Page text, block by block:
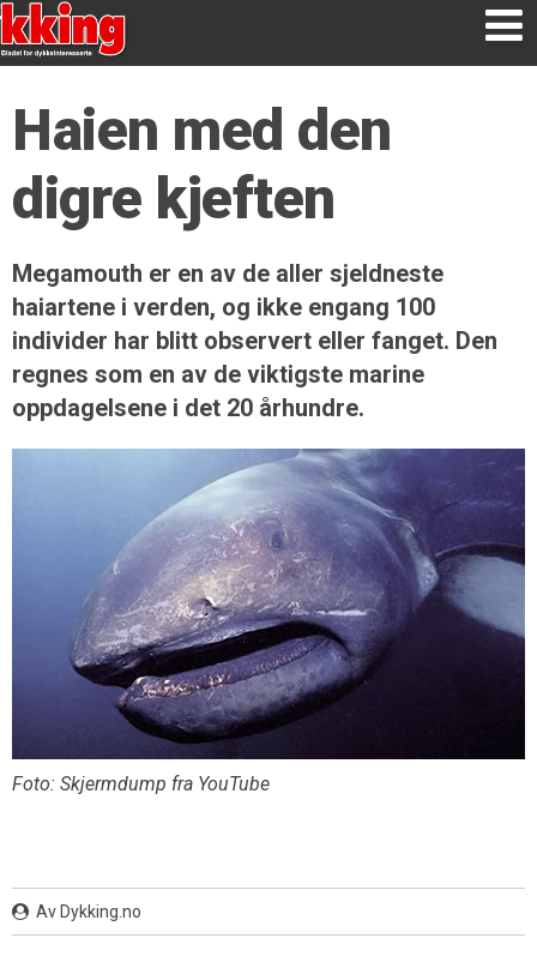
Haien med den
digre kjeften
Megamouth er en av de aller sjeldneste
haiartene i verden, og ikke engang 100
individer har blitt observert eller fanget. Den
regnes som en av de viktigste marine
oppdagelsene i det 20 århundre.
Foto: Skjermdump fra YouTube
Av Dykking.no